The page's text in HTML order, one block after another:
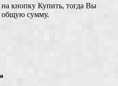
кнопку Купить, тогда Вы
общую сумму.